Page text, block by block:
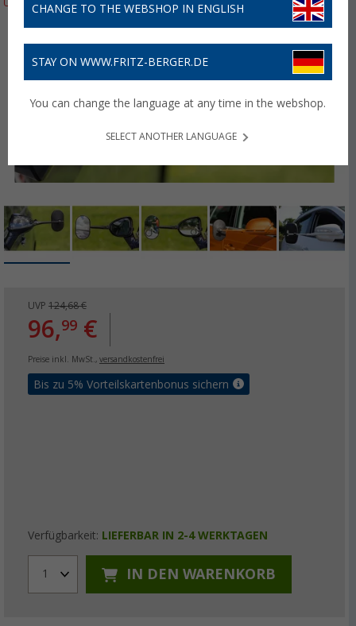
UVP 124,68 €
96,99 €
Preise inkl. MwSt., versandkostenfrei
Bis zu 5% Vorteilskartenbonus sichern
Verfügbarkeit: LIEFERBAR IN 2-4 WERKTAGEN
1 IN DEN WARENKORB
CHANGE TO THE WEBSHOP IN ENGLISH
STAY ON WWW.FRITZ-BERGER.DE
You can change the language at any time in the webshop.
SELECT ANOTHER LANGUAGE